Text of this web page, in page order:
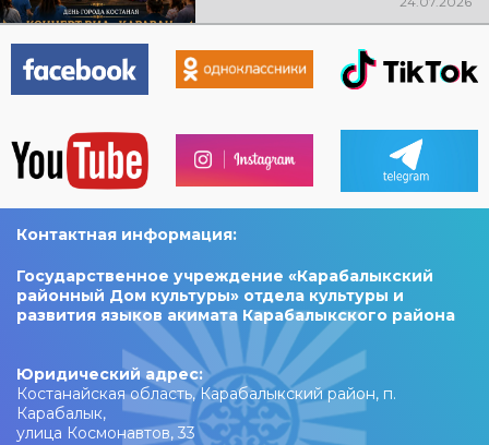
ждут любимые песни, живая
праздничное настроение!
Контактная информация:
Государственное учреждение «Карабалыкский
районный Дом культуры» отдела культуры и
развития языков акимата Карабалыкского района
Юридический адрес:
Костанайская область, Карабалыкский район, п.
Карабалык,
улица Космонавтов, 33